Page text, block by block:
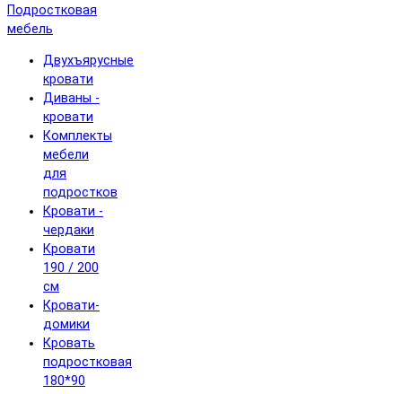
Подростковая
мебель
Двухъярусные
кровати
Диваны -
кровати
Комплекты
мебели
для
подростков
Кровати -
чердаки
Кровати
190 / 200
см
Кровати-
домики
Кровать
подростковая
180*90